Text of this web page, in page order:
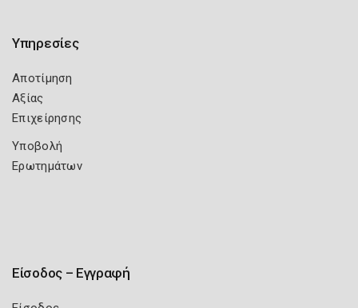
Υπηρεσίες
Αποτίμηση
Αξίας
Επιχείρησης
Υποβολή
Ερωτημάτων
Είσοδος – Εγγραφή